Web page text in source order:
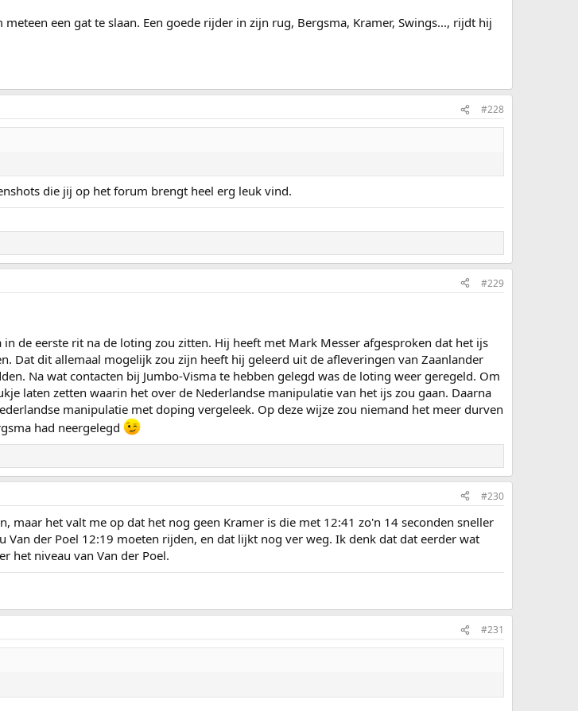
een gat te slaan. Een goede rijder in zijn rug, Bergsma, Kramer, Swings..., rijdt hij
#228
die jij op het forum brengt heel erg leuk vind.
#229
de eerste rit na de loting zou zitten. Hij heeft met Mark Messer afgesproken dat het ijs
Dat dit allemaal mogelijk zou zijn heeft hij geleerd uit de afleveringen van Zaanlander
Na wat contacten bij Jumbo-Visma te hebben gelegd was de loting weer geregeld. Om
laten zetten waarin het over de Nederlandse manipulatie van het ijs zou gaan. Daarna
manipulatie met doping vergeleek. Op deze wijze zou niemand het meer durven
had neergelegd
#230
maar het valt me op dat het nog geen Kramer is die met 12:41 zo'n 14 seconden sneller
der Poel 12:19 moeten rijden, en dat lijkt nog ver weg. Ik denk dat dat eerder wat
het niveau van Van der Poel.
#231